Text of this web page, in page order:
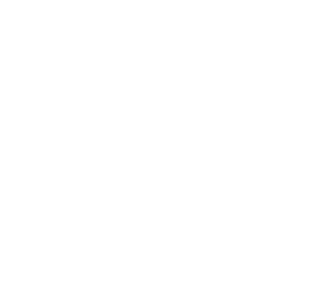
時空氣品質資料請開啟